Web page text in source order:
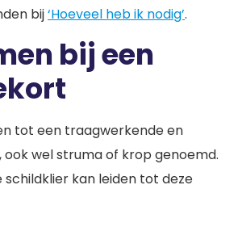
bij‘Hoeveel heb ik nodig’.
bij een
tot een traagwerkende en
wel struma of krop genoemd.
kan leiden tot deze